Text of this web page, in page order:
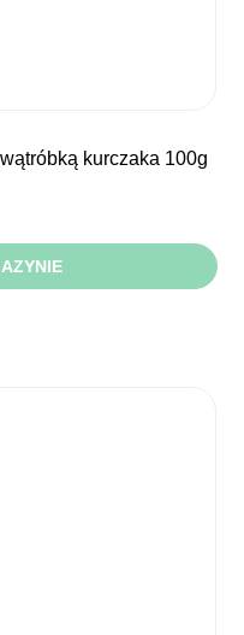
kurczaka 100g